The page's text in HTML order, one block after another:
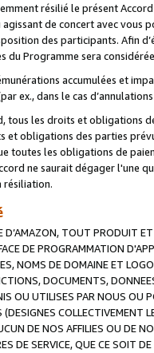
résilié le présent
de concert avec vous
des participants. Afin
du Programme sera
accumulées et
ex., dans le cas
tous les droits et obligations
et obligations des parties
toutes les obligations de
ne saurait dégager l'une
résiliation.
D’AMAZON, TOUT PRODUIT
DE PROGRAMMATION
NOMS DE DOMAINE ET
DOCUMENTS,
OU UTILISES PAR NOUS OU
COLLECTIVEMENT
DE NOS AFFILIES OU DE
DE SERVICE, QUE CE SOIT